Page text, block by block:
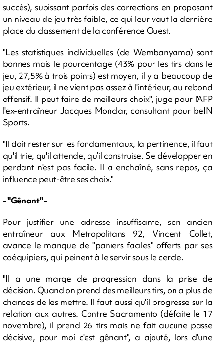
succès), subissant parfois des corrections en proposant
un niveau de jeu très faible, ce qui leur vaut la dernière
place du classement de la conférence Ouest.
"Les statistiques individuelles (de Wembanyama) sont
bonnes mais le pourcentage (43% pour les tirs dans le
jeu, 27,5% à trois points) est moyen, il y a beaucoup de
jeu extérieur, il ne vient pas assez à l'intérieur, au rebond
offensif. Il peut faire de meilleurs choix", juge pour l'AFP
l'ex-entraîneur Jacques Monclar, consultant pour beIN
Sports.
"Il doit rester sur les fondamentaux, la pertinence, il faut
qu'il trie, qu'il attende, qu’il construise. Se développer en
perdant n'est pas facile. Il a enchaîné, sans repos, ça
influence peut-être ses choix."
- "Gênant" -
Pour justifier une adresse insuffisante, son ancien
entraîneur aux Metropolitans 92, Vincent Collet,
avance le manque de "paniers faciles" offerts par ses
coéquipiers, qui peinent à le servir sous le cercle.
"Il a une marge de progression dans la prise de
décision. Quand on prend des meilleurs tirs, on a plus de
chances de les mettre. Il faut aussi qu'il progresse sur la
relation aux autres. Contre Sacramento (défaite le 17
novembre), il prend 26 tirs mais ne fait aucune passe
décisive, pour moi c'est gênant", a ajouté, lors d'une